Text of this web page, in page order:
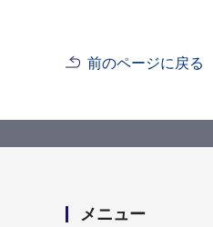
前のページに戻る
メニュー